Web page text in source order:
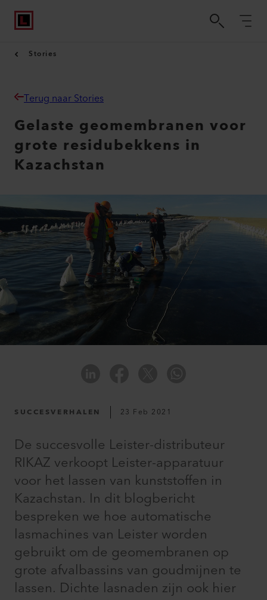
Stories
Terug naar Stories
Gelaste geomembranen voor
grote residubekkens in
Kazachstan
SUCCESVERHALEN 23 Feb 2021
De succesvolle Leister-distributeur
RIKAZ verkoopt Leister-apparatuur
voor het lassen van kunststoffen in
Kazachstan. In dit blogbericht
bespreken we hoe automatische
lasmachines van Leister worden
gebruikt om de geomembranen op
grote afvalbassins van goudmijnen te
lassen. Dichte lasnaden zijn ook hier